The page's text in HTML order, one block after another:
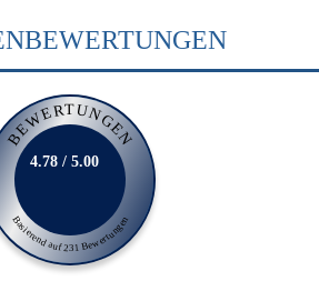
BEWERTUNGEN
Basierend auf 231 Bewertungen
4.78 / 5.00